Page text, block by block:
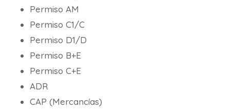
Permiso AM
Permiso C1/C
Permiso D1/D
Permiso B+E
Permiso C+E
ADR
CAP (Mercancías)